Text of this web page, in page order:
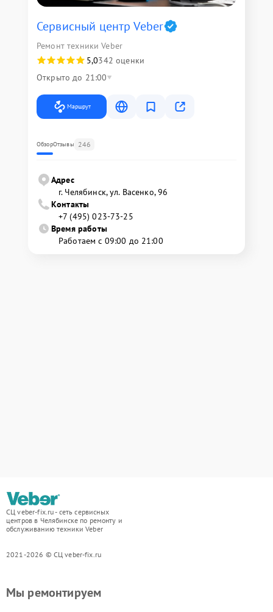
Сервисный центр Veber
Ремонт техники Veber
5,0342 оценки
Открыто до 21:00
Маршрут
ОбзорОтзывы 246
Адрес
г. Челябинск, ул. Васенко, 96
Контакты
+7 (495) 023-73-25
Время работы
Работаем с 09:00 до 21:00
СЦ veber-fix.ru - сеть сервисных
центров в Челябинске по ремонту и
обслуживанию техники Veber
2021-2026 © СЦ veber-fix.ru
Мы ремонтируем